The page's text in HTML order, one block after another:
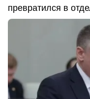
превратился в